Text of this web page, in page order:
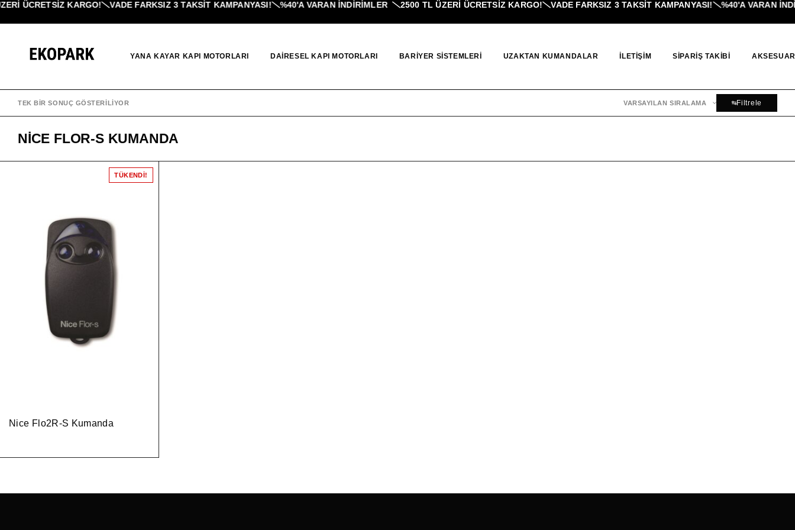
ÜCRETSİZ KARGO! VADE FARKSIZ 3 TAKSIT KAMPANYASI! %40'A VARAN İNDIRIMLER 2500 TL ÜZERI ÜCRETSİZ KARGO! VADE FARKSIZ 3 TAKSIT KAMPANYASI! %40'A VARAN
YANA KAYAR KAPI MOTORLARI DAIRESEL KAPI MOTORLARI BARIYER SISTEMLERI UZAKTAN KUMANDALAR İLETIŞIM SIPARIŞ TAKIBI
TEK BIR SONUÇ GÖSTERILIYOR VARSAYILAN SIRALAMA Filtrele
NICE FLOR-S KUMANDA
TÜKENDI!
Nice Flo2R-S Kumanda